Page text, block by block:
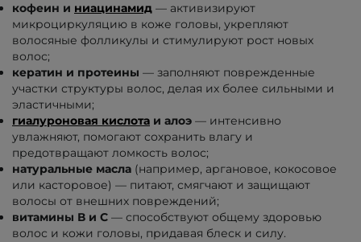
кофеин и ниацинамид — активизируют
микроциркуляцию в коже головы, укрепляют
волосяные фолликулы и стимулируют рост новых
волос;
кератин и протеины — заполняют поврежденные
участки структуры волос, делая их более сильными и
эластичными;
гиалуроновая кислота и алоэ — интенсивно
увлажняют, помогают сохранить влагу и
предотвращают ломкость волос;
натуральные масла (например, аргановое, кокосовое
или касторовое) — питают, смягчают и защищают
волосы от внешних повреждений;
витамины В и С — способствуют общему здоровью
волос и кожи головы, придавая блеск и силу.